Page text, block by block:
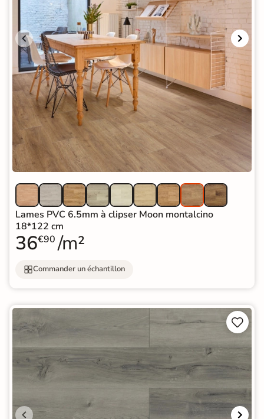
Lames PVC 6.5mm à clipser Moon montalcino
18*122 cm
36€90 /m²
Commander un échantillon

